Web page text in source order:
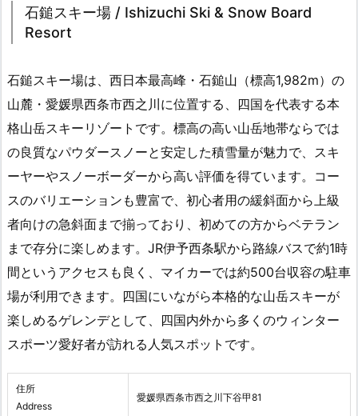
石鎚スキー場 / Ishizuchi Ski & Snow Board
Resort
石鎚スキー場は、西日本最高峰・石鎚山（標高1,982m）の
山麓・愛媛県西条市西之川に位置する、四国を代表する本
格山岳スキーリゾートです。標高の高い山岳地帯ならでは
の良質なパウダースノーと安定した積雪量が魅力で、スキ
ーヤーやスノーボーダーから高い評価を得ています。コー
スのバリエーションも豊富で、初心者用の緩斜面から上級
者向けの急斜面まで揃っており、初めての方からベテラン
まで存分に楽しめます。JR伊予西条駅から路線バスで約1時
間というアクセスも良く、マイカーでは約500台収容の駐車
場が利用できます。四国にいながら本格的な山岳スキーが
楽しめるゲレンデとして、四国内外から多くのウィンター
スポーツ愛好者が訪れる人気スポットです。
住所
Address
愛媛県西条市西之川下谷甲81